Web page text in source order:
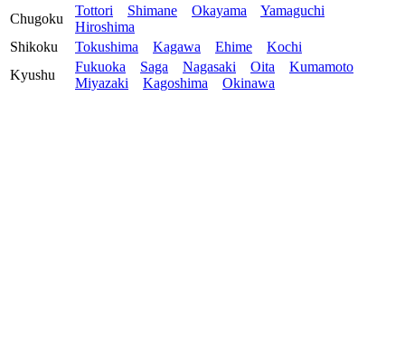
Chugoku
Tottori Shimane Okayama
Yamaguchi
Hiroshima
Shikoku
Tokushima Kagawa Ehime
Kochi
Kyushu
Fukuoka Saga Nagasaki Oita
Kumamoto
Miyazaki
Kagoshima Okinawa